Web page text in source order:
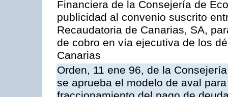
Financiera de la Consejería de
publicidad al convenio suscrito
Recaudatoria de Canarias, SA,
de cobro en vía ejecutiva de los
Canarias
Orden, 11 ene 96, de la
se aprueba el modelo de aval